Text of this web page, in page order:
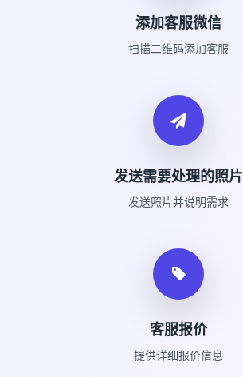
添加客服微信
扫描二维码添加客服
发送需要处理的照片
发送照片并说明需求
客服报价
提供详细报价信息